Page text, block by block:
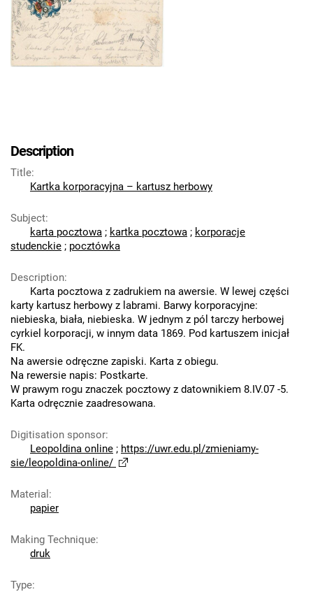
Description
Title:
Kartka korporacyjna – kartusz herbowy
Subject:
karta pocztowa ; kartka pocztowa ; korporacje
studenckie ; pocztówka
Description:
Karta pocztowa z zadrukiem na awersie. W lewej części
karty kartusz herbowy z labrami. Barwy korporacyjne:
niebieska, biała, niebieska. W jednym z pól tarczy herbowej
cyrkiel korporacji, w innym data 1869. Pod kartuszem inicjał
FK.
Na awersie odręczne zapiski. Karta z obiegu.
Na rewersie napis: Postkarte.
W prawym rogu znaczek pocztowy z datownikiem 8.IV.07 -5.
Karta odręcznie zaadresowana.
Digitisation sponsor:
Leopoldina online ; https://uwr.edu.pl/zmieniamy-
sie/leopoldina-online/
Material :
papier
Making Technique:
druk
Type: